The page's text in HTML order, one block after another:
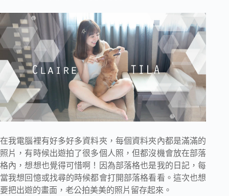
在我電腦裡有好多好多資料夾，每個資料夾內都是滿滿的
照片，有時候出遊拍了很多個人照，但都沒機會放在部落
格內，想想也覺得可惜啊！因為部落格也是我的日記，每
當我想回憶或找尋的時候都會打開部落格看看。這次也想
要把出遊的畫面，老公拍美美的照片留存起來。